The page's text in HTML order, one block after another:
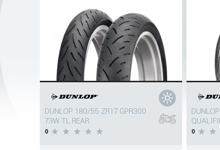
DUNLOP 180/55 ZR17 GPR300
73W TL REAR
0 0